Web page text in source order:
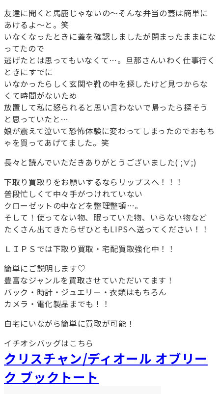
友達に聞くと馬鹿じゃないの～そんな弁当の蓋は簡単に
あけるよ～と。笑
いなくなったときに蓋を確認しましたが閉まったままにな
ってたので
逃げたとは思ってもいなくて…。旦那さんいわく仕事行く
ときにすでに
いなかったらしく玄関や靴の中を探したけど見つからな
くて時間がないため
放置して私に怒られると思い言わないで帰ったら探そう
と思っていたと…
娘が震えて泣いて恐怖体験に変わってしまったのでおもち
ゃを買ってあげてました。笑
長々と読んでいただきありがとうございました( ;∀;)
下取り買取りをお願いするならリップスへ！！！
普段忙しくて中々手がつけれていない
クローゼットの中などを整理整頓…。
そして！使ってない物、眠っていた物、いらない物など
たくさん出てきたらぜひともLIPSへ送ってください！！
ＬＩＰＳでは下取り買取・宅配買取強化中！！
簡単にご説明します♡
豊富なジャンルを買取させていただいてます！
バック・時計・ジュエリー・衣類はもちろん
カメラ・電化製品までも！！
自宅にいながら簡単に買取が可能！
イチオシバッグはこちら
クリスチャン/ディオール オブリー
ク ブックトート